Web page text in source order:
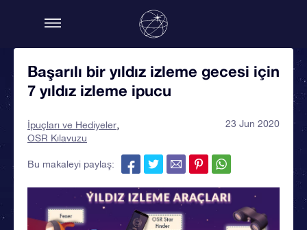
Başarılı bir yıldız izleme gecesi için
7 yıldız izleme ipucu
İpuçları ve Hediyeler
OSR Kılavuzu
23 Jun 2020
Bu makaleyi paylaş: